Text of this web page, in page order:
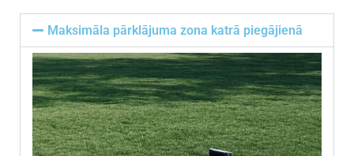
Maksimāla pārklājuma zona katrā piegājienā